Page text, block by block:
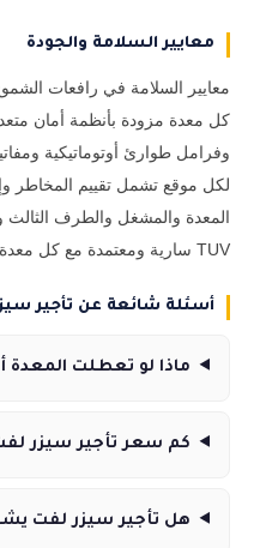
معايير السلامة والجودة
معايير السلامة في رافعات
كل معدة مزودة بأنظمة أمان
وفرامل طوارئ أوتوماتيكية
لكل موقع تشمل تقييم المخاطر
المعدة والمشغل والطرف
TUV سارية ومعتمدة مع كل معدة.
أسئلة شائعة عن تأجير
ماذا لو تعطلت المعدة
كم سعر تأجير سيزر
هل تأجير سيزر لفت